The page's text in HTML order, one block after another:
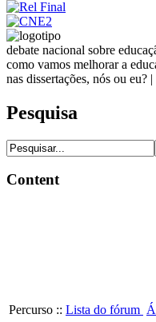
debate nacional sobre
como vamos melhorar a
nas dissertações, nós ou eu?
Pesquisa
Content
Percurso :: Lista do fórum